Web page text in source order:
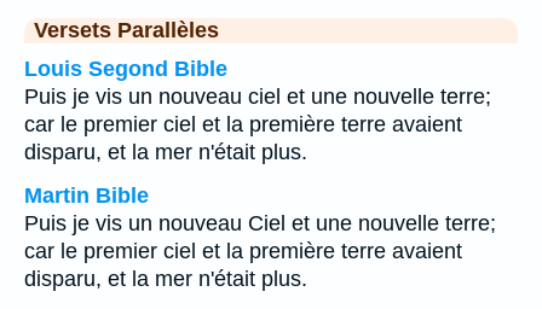
Versets Parallèles
Louis Segond Bible
Puis je vis un nouveau ciel et une nouvelle terre;
car le premier ciel et la première terre avaient
disparu, et la mer n'était plus.
Martin Bible
Puis je vis un nouveau Ciel et une nouvelle terre;
car le premier ciel et la première terre avaient
disparu, et la mer n'était plus.